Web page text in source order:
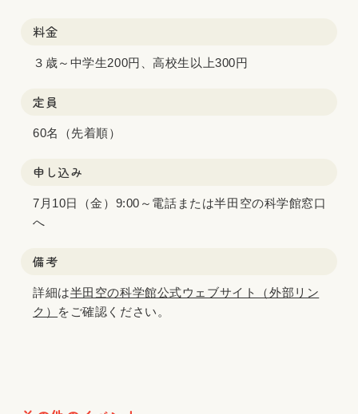
料金
３歳～中学生200円、高校生以上300円
定員
60名（先着順）
申し込み
7月10日（金）9:00～電話または半田空の科学館窓口
へ
備考
詳細は半田空の科学館公式ウェブサイト（外部リン
ク）
をご確認ください。